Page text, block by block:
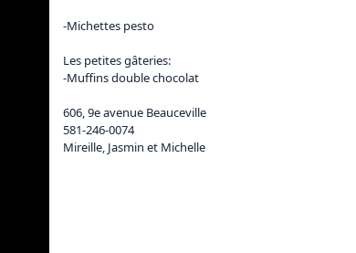
-Michettes pesto
Les petites gâteries:
-Muffins double chocolat
606, 9e avenue Beauceville
581-246-0074
Mireille, Jasmin et Michelle